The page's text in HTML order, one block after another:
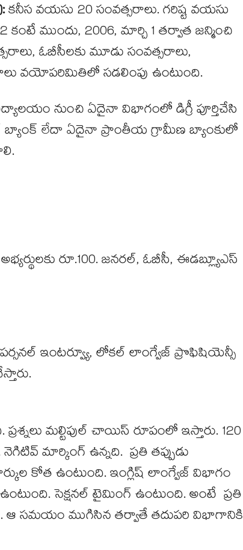
కనీస వయసు 20 సంవత్సరాలు. గరిష్ట వయసు
కంటే ముందు, 2006, మార్చి 1 తర్వాత జన్మించి
ఓబీసీలకు మూడు సంవత్సరాలు,
వయోపరిమితిలో సడలింపు ఉంటుంది.
నుంచి ఏదైనా విభాగంలో డిగ్రీ పూర్తిచేసి
లేదా ఏదైనా ప్రాంతీయ గ్రామీణ బ్యాంకులో
రూ.100. జనరల్, ఓబీసీ, ఈడబ్ల్యూఎస్
పర్సనల్ ఇంటర్వ్యూ, లోకల్ లాంగ్వేజ్ ప్రొఫిషియెన్సీ
మల్టిపుల్ చాయిస్ రూపంలో ఇస్తారు. 120
నెగిటివ్ మార్కింగ్ ఉన్నది. ప్రతి తప్పుడు
కోత ఉంటుంది. ఇంగ్లిష్ లాంగ్వేజ్ విభాగం
సెక్షనల్ టైమింగ్ ఉంటుంది. అంటే ప్రతి
ఆ సమయం ముగిసిన తర్వాతే తదుపరి విభాగానికి